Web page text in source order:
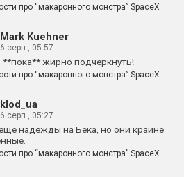
про “макаронного монстра” SpaceX
Mark Kuehner
6 серп., 05:57
жирно подчеркнуть!
про “макаронного монстра” SpaceX
klod_ua
6 серп., 05:27
надежды на Бека, но они крайне
про “макаронного монстра” SpaceX